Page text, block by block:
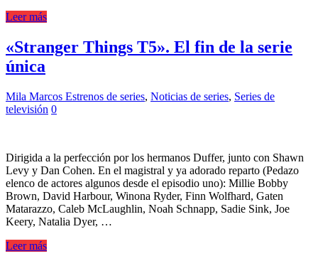
Leer más
«Stranger Things T5». El fin de la serie
única
Mila Marcos Estrenos de series, Noticias de series, Series de
televisión 0
Dirigida a la perfección por los hermanos Duffer, junto con Shawn
Levy y Dan Cohen. En el magistral y ya adorado reparto (Pedazo
elenco de actores algunos desde el episodio uno): Millie Bobby
Brown, David Harbour, Winona Ryder, Finn Wolfhard, Gaten
Matarazzo, Caleb McLaughlin, Noah Schnapp, Sadie Sink, Joe
Keery, Natalia Dyer, …
Leer más